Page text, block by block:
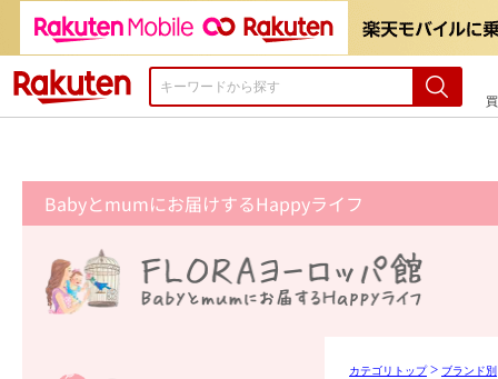
楽天市場
カテゴリトップ> ブランド別